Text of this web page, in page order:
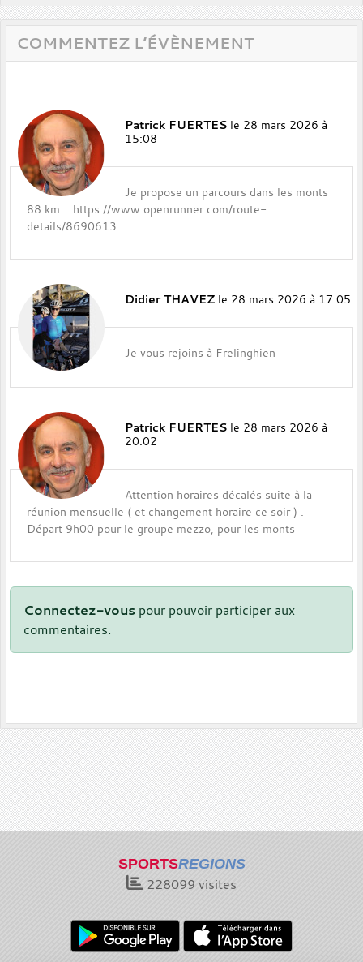
COMMENTEZ L’ÉVÈNEMENT
Patrick FUERTES le 28 mars 2026 à
15:08
Je propose un parcours dans les monts
88 km : https://www.openrunner.com/route-
details/8690613
Didier THAVEZ le 28 mars 2026 à 17:05
Je vous rejoins à Frelinghien
Patrick FUERTES le 28 mars 2026 à
20:02
Attention horaires décalés suite à la
réunion mensuelle ( et changement horaire ce soir ) .
Départ 9h00 pour le groupe mezzo, pour les monts
Connectez-vous pour pouvoir participer aux
commentaires.
SPORTSREGIONS
228099 visites